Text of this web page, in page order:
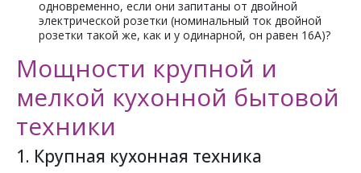
одновременно, если они запитаны от двойной
электрической розетки (номинальный ток двойной
розетки такой же, как и у одинарной, он равен 16А)?
Мощности крупной и
мелкой кухонной бытовой
техники
1. Крупная кухонная техника